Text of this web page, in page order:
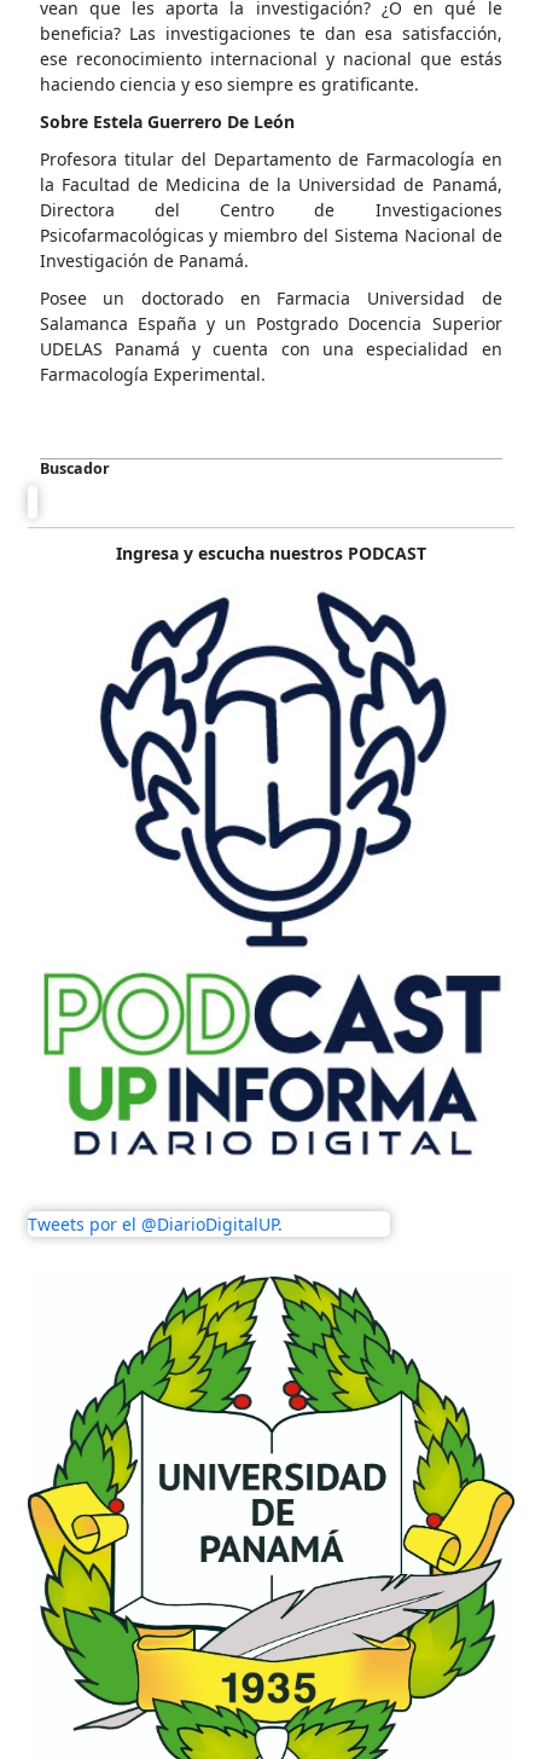
vean que les aporta la investigación? ¿O en qué le
beneficia? Las investigaciones te dan esa satisfacción,
ese reconocimiento internacional y nacional que estás
haciendo ciencia y eso siempre es gratificante.
Sobre Estela Guerrero De León
Profesora titular del Departamento de Farmacología en
la Facultad de Medicina de la Universidad de Panamá,
Directora del Centro de Investigaciones
Psicofarmacológicas y miembro del Sistema Nacional de
Investigación de Panamá.
Posee un doctorado en Farmacia Universidad de
Salamanca España y un Postgrado Docencia Superior
UDELAS Panamá y cuenta con una especialidad en
Farmacología Experimental.
Buscador
Ingresa y escucha nuestros PODCAST
Tweets por el @DiarioDigitalUP.